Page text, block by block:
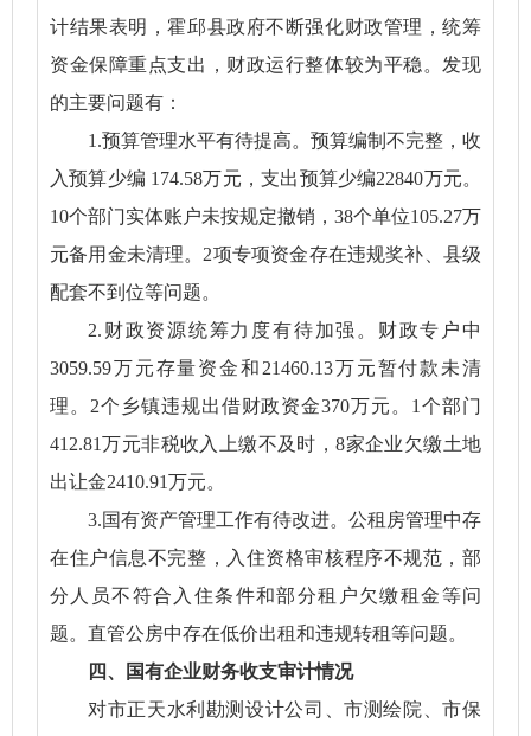
计结果表明，霍邱县政府不断强化财政管理，统筹
资金保障重点支出，财政运行整体较为平稳。发现
的主要问题有：
1.预算管理水平有待提高。预算编制不完整，收
入预算少编 174.58万元，支出预算少编22840万元。
10个部门实体账户未按规定撤销，38个单位105.27万
元备用金未清理。2项专项资金存在违规奖补、县级
配套不到位等问题。
2.财政资源统筹力度有待加强。财政专户中
3059.59万元存量资金和21460.13万元暂付款未清
理。2个乡镇违规出借财政资金370万元。1个部门
412.81万元非税收入上缴不及时，8家企业欠缴土地
出让金2410.91万元。
3.国有资产管理工作有待改进。公租房管理中存
在住户信息不完整，入住资格审核程序不规范，部
分人员不符合入住条件和部分租户欠缴租金等问
题。直管公房中存在低价出租和违规转租等问题。
四、国有企业财务收支审计情况
对市正天水利勘测设计公司、市测绘院、市保